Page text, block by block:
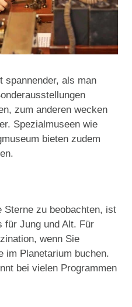
spannender, als man
zum anderen wecken
Spezialmuseen wie
bieten zudem
Sterne zu beobachten, ist
für Jung und Alt. Für
wenn Sie
im Planetarium buchen.
bei vielen Programmen